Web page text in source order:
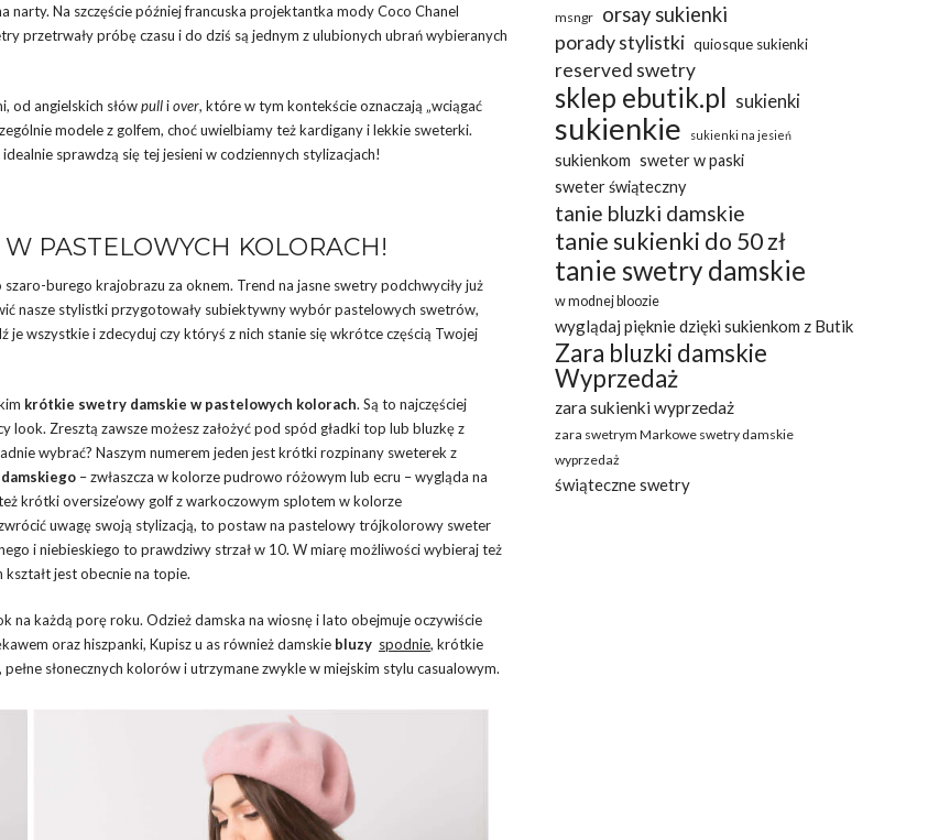
Na szczęście później francuska projektantka mody Coco Chanel
przetrwały próbę czasu i do dziś są jednym z ulubionych ubrań wybieranych
od angielskich słówpulliover, które w tym kontekście oznaczają „wciągać
modele z golfem, choć uwielbiamy też kardigany i lekkie sweterki.
idealnie sprawdzą się tej jesieni w codziennych stylizacjach!
PASTELOWYCH KOLORACH!
burego krajobrazu za oknem. Trend na jasne swetry podchwyciły już
nasze stylistki przygotowały subiektywny wybór pastelowych swetrów,
wszystkie i zdecyduj czy któryś z nich stanie się wkrótce częścią Twojej
krótkie swetry damskie w pastelowych kolorach. Są to najczęściej
Zresztą zawsze możesz założyć pod spód gładki top lub bluzkę z
wybrać? Naszym numerem jeden jest krótki rozpinany sweterek z
– zwłaszcza w kolorze pudrowo różowym lub ecru – wygląda na
krótki oversize’owy golf z warkoczowym splotem w kolorze
uwagę swoją stylizacją, to postaw na pastelowy trójkolorowy sweter
i niebieskiego to prawdziwy strzał w 10. W miarę możliwości wybieraj też
kształt jest obecnie na topie.
na każdą porę roku. Odzież damska na wiosnę i lato obejmuje oczywiście
oraz hiszpanki, Kupisz u as również damskie bluzy spodnie, krótkie
słonecznych kolorów i utrzymane zwykle w miejskim stylu casualowym.
msngr
orsay sukienki
porady stylistki quiosque sukienki
reserved swetry
sklep ebutik.pl sukienki
sukienkie sukienki na jesień
sukienkom sweter w paski
sweter świąteczny
tanie bluzki damskie
tanie sukienki do 50 zł
tanie swetry damskie
w modnej bloozie
wyglądaj pięknie dzięki sukienkom z Butik
Zara bluzki damskie
Wyprzedaż
zara sukienki wyprzedaż
zara swetrym Markowe swetry damskie
wyprzedaż
świąteczne swetry